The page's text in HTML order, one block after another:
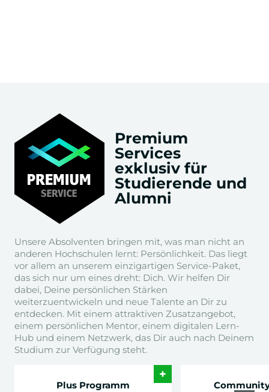
Premium
Services
exklusiv für
Studierende und
Alumni
Unsere Absolventen bringen mit, was man nicht an
anderen Hochschulen lernt: Persönlichkeit. Das liegt
vor allem an unserem einzigartigen Service-Paket,
das sich nur um eines dreht: Dich. Wir helfen Dir
dabei, Deine persönlichen Stärken
weiterzuentwickeln und neue Talente an Dir zu
entdecken. Mit einem attraktiven Zusatzangebot,
einem persönlichen Mentor, einem digitalen Lern-
Hub und einem Netzwerk, das Dir auch nach Deinem
Studium zur Verfügung steht.
+
Plus Programm